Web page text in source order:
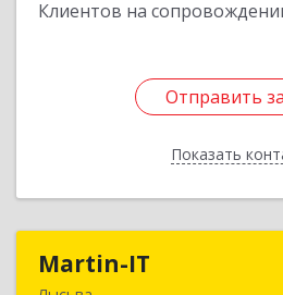
Клиентов на
Отправить
Показать
Отправить
Назад
Martin-IT